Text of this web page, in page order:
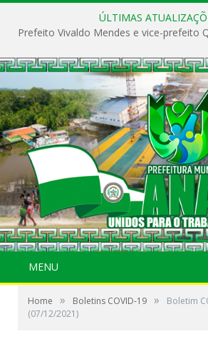
ÚLTIMAS
MENU
Home » Boletins COVID-19 »
Boletim
(07/12/2021)